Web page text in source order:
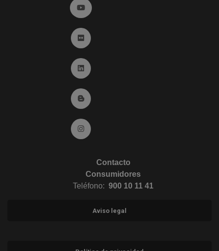
Ir a YouTube (abre en ventana nueva)
Ir a Flickr (abre en ventana nueva)
Ir a Linkedin (abre en ventana nueva)
Ir al Blog (abre en ventana nueva)
Ir a Instagram (abre en ventana nueva)
Contacto
Consumidores
Teléfono: 900 10 11 41
Aviso legal